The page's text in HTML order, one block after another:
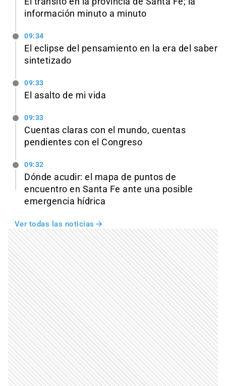
información minuto a minuto
09:34
El eclipse del pensamiento en la era del saber
sintetizado
09:33
El asalto de mi vida
09:33
Cuentas claras con el mundo, cuentas
pendientes con el Congreso
09:32
Dónde acudir: el mapa de puntos de
encuentro en Santa Fe ante una posible
emergencia hídrica
Ver todas las noticias